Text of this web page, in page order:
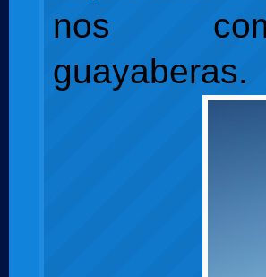
nos
guayaberas.